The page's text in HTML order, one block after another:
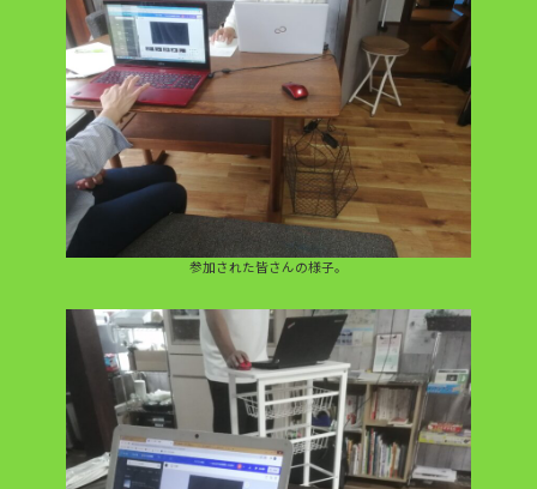
参加された皆さんの様子。